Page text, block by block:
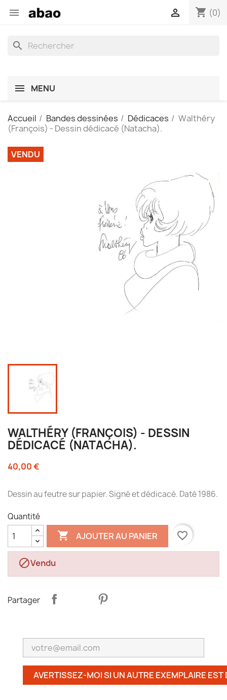
 shopping_cart (0)

search
MENU
Accueil Bandes dessinées Dédicaces
Walthéry
(François) - Dessin dédicacé (Natacha).
VENDU
WALTHÉRY (FRANÇOIS) - DESSIN
DÉDICACÉ (NATACHA).
40,00 €
Dessin au feutre sur papier. Signé et dédicacé. Daté 1986.
Quantité
 AJOUTER AU PANIER favorite_border
Vendu
Partager
AVERTISSEZ-MOI SI UN AUTRE EXEMPLAIRE EST